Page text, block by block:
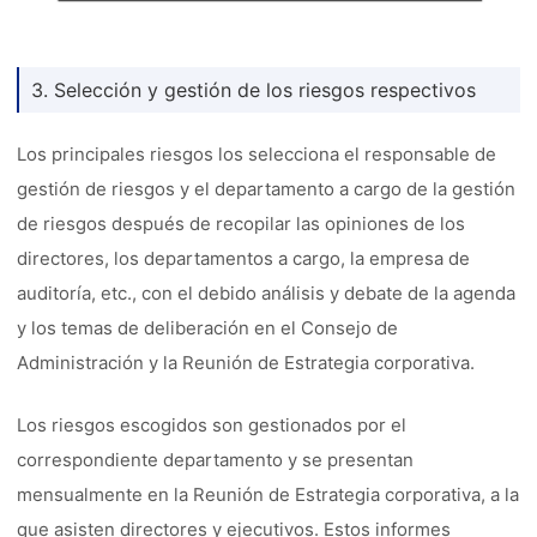
3. Selección y gestión de los riesgos respectivos
Los principales riesgos los selecciona el responsable de
gestión de riesgos y el departamento a cargo de la gestión
de riesgos después de recopilar las opiniones de los
directores, los departamentos a cargo, la empresa de
auditoría, etc., con el debido análisis y debate de la agenda
y los temas de deliberación en el Consejo de
Administración y la Reunión de Estrategia corporativa.
Los riesgos escogidos son gestionados por el
correspondiente departamento y se presentan
mensualmente en la Reunión de Estrategia corporativa, a la
que asisten directores y ejecutivos. Estos informes